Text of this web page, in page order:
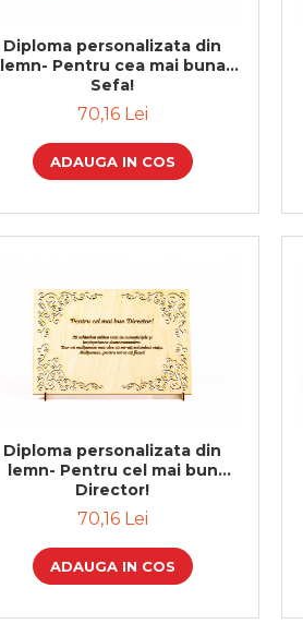
Diploma personalizata din
lemn- Pentru cea mai buna
Sefa!
70,16 Lei
ADAUGA IN COS
Diploma personalizata din
lemn- Pentru cel mai bun
Director!
70,16 Lei
ADAUGA IN COS